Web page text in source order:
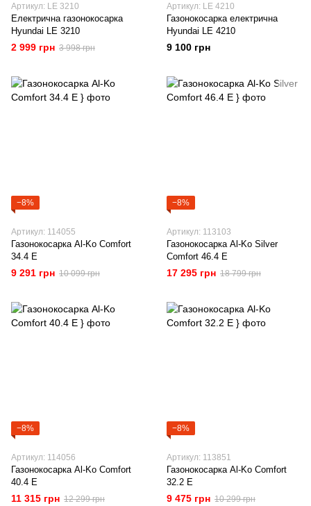
Артикул: LE 3210
Електрична газонокосарка
Hyundai LE 3210
2 999 грн 3 998 грн
Артикул: LE 4210
Газонокосарка електрична
Hyundai LE 4210
9 100 грн
−8%
Артикул: 114055
Газонокосарка Al-Ko Comfort
34.4 E
9 291 грн 10 099 грн
−8%
Артикул: 113103
Газонокосарка Al-Ko Silver
Comfort 46.4 E
17 295 грн 18 799 грн
−8%
Артикул: 114056
Газонокосарка Al-Ko Comfort
40.4 E
11 315 грн 12 299 грн
−8%
Артикул: 113851
Газонокосарка Al-Ko Comfort
32.2 E
9 475 грн 10 299 грн